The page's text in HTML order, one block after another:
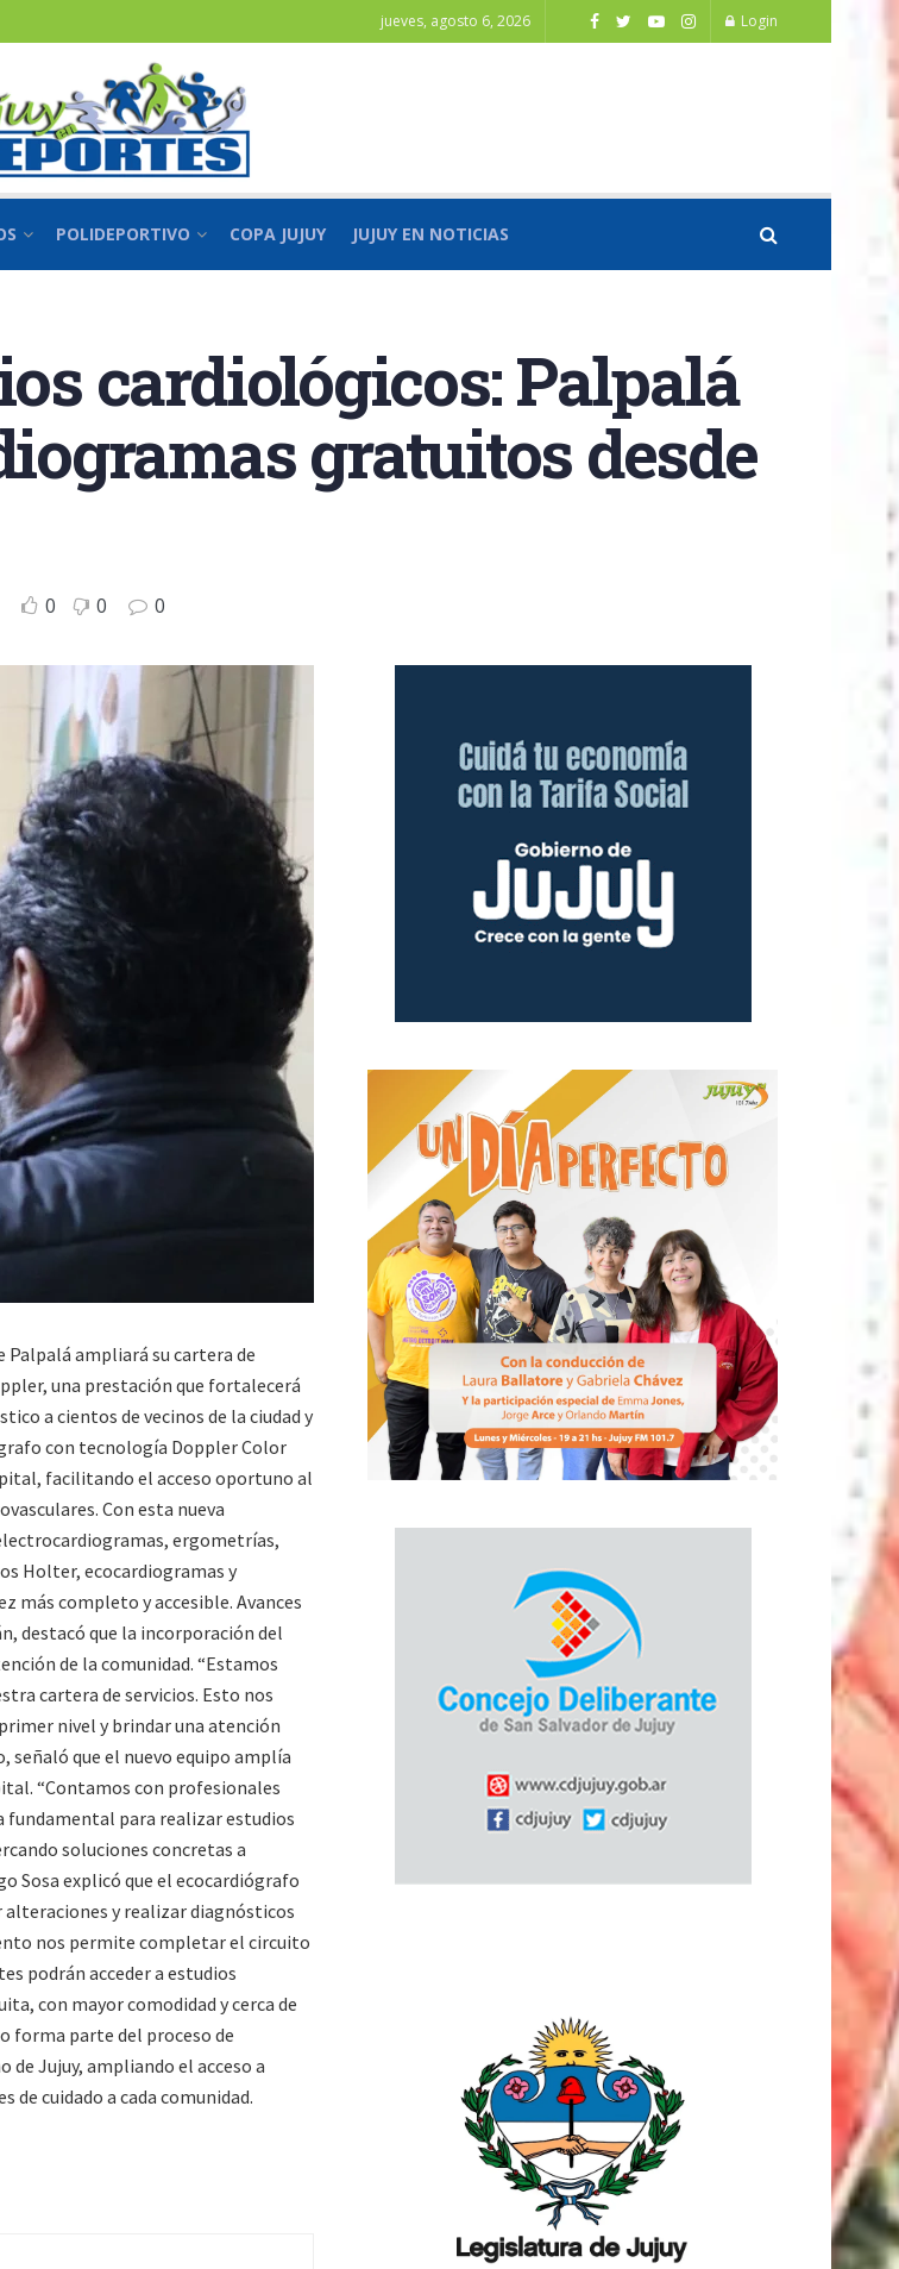
jueves, agosto 6, 2026 Login
POLIDEPORTIVO COPA JUJUY JUJUY EN NOTICIAS
cardiológicos: Palpalá
gratuitos desde
0 0 0
ampliará su cartera de
una prestación que fortalecerá
a cientos de vecinos de la ciudad y
con tecnología Doppler Color
facilitando el acceso oportuno al
Con esta nueva
ergometrías,
Holter, ecocardiogramas y
más completo y accesible. Avances
destacó que la incorporación del
de la comunidad. “Estamos
cartera de servicios. Esto nos
nivel y brindar una atención
señaló que el nuevo equipo amplía
“Contamos con profesionales
para realizar estudios
soluciones concretas a
Sosa explicó que el ecocardiógrafo
y realizar diagnósticos
nos permite completar el circuito
podrán acceder a estudios
con mayor comodidad y cerca de
forma parte del proceso de
Jujuy, ampliando el acceso a
de cuidado a cada comunidad.